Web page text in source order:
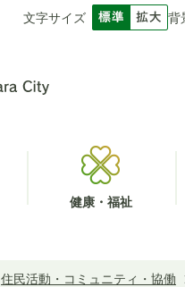
文字サイズ 背
健康・福祉
住民活動・コミュニティ・協働